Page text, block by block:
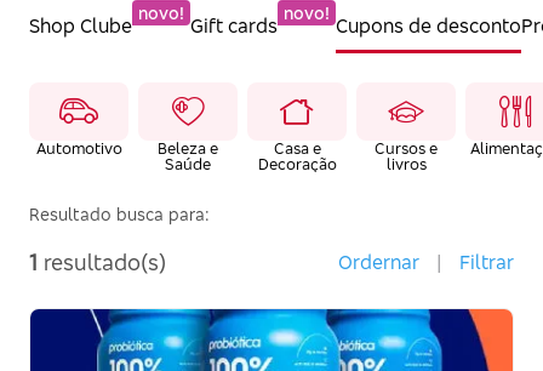
Shop Clube
novo!
Gift cards
novo!
Cupons de desconto
Automotivo
Beleza e
Saúde
Casa e
Decoração
Cursos e
livros
Resultado busca para:
1 resultado(s) Ordernar | Filtrar